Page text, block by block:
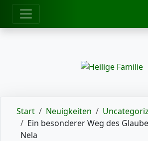
zum Inhalt
Start Neuigkeiten
Ein besonderer Weg des
Nela